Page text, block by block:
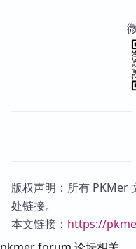
版权声明：所有 PKMer
处链接。
本文链接： https://